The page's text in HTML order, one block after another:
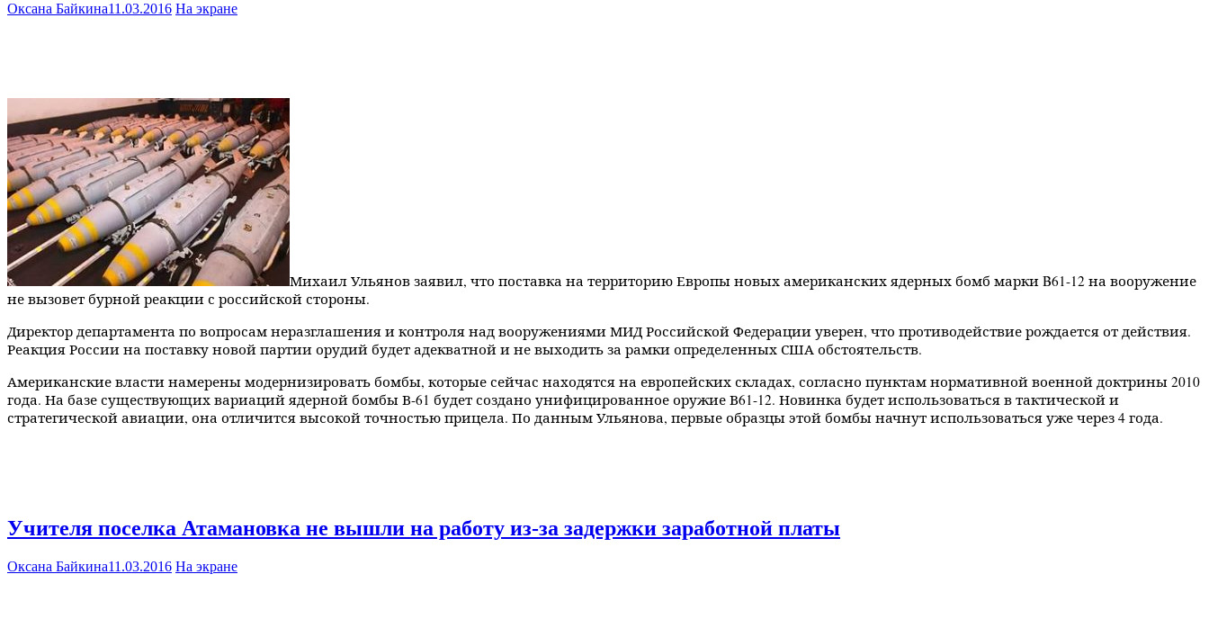
Оксана Байкина11.03.2016 На экране
Михаил Ульянов заявил, что поставка на территорию Европы новых американских ядерных бомб марки B61-12 на вооружение
не вызовет бурной реакции с российской стороны.
Директор департамента по вопросам неразглашения и контроля над вооружениями МИД Российской Федерации уверен, что противодействие рождается от действия.
Реакция России на поставку новой партии орудий будет адекватной и не выходить за рамки определенных США обстоятельств.
Американские власти намерены модернизировать бомбы, которые сейчас находятся на европейских складах, согласно пунктам нормативной военной доктрины 2010
года. На базе существующих вариаций ядерной бомбы В-61 будет создано унифицированное оружие В61-12. Новинка будет использоваться в тактической и
стратегической авиации, она отличится высокой точностью прицела. По данным Ульянова, первые образцы этой бомбы начнут использоваться уже через 4 года.
Учителя поселка Атамановка не вышли на работу из-за задержки заработной платы
Оксана Байкина11.03.2016 На экране